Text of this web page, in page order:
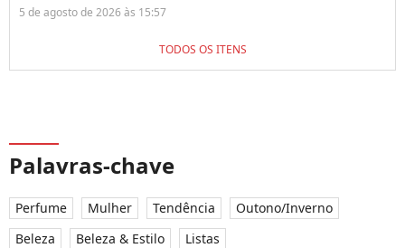
5 de agosto de 2026 às 15:57
TODOS OS ITENS
Palavras-chave
Perfume Mulher Tendência
Outono/Inverno
Beleza
Beleza & Estilo Listas